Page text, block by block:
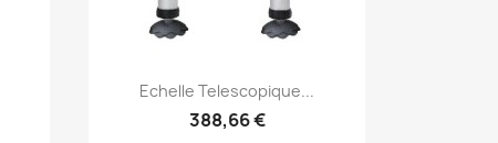
Aperçu rapide
Echelle Telescopique...
388,66 €